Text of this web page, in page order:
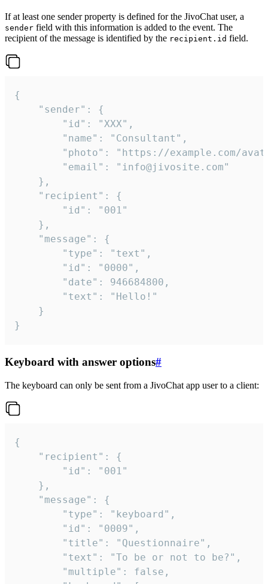
If at least one sender property is defined for the JivoChat user, a
sender field with this information is added to the event. The
recipient of the message is identified by the recipient.id field.
{
}
Keyboard with answer options#
The keyboard can only be sent from a JivoChat app user to a client:
{